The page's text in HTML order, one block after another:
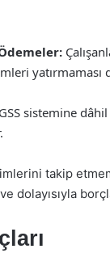
sistemine
takip
dolayısıyla